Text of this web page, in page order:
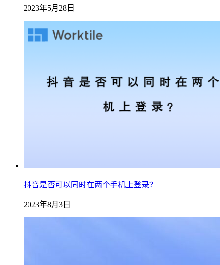
2023年5月28日
抖音是否可以同时在两个手机上登录？
2023年8月3日